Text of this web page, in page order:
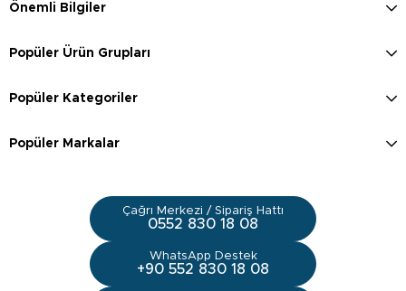
Önemli Bilgiler
Popüler Ürün Grupları
Popüler Kategoriler
Popüler Markalar
Çağrı Merkezi / Sipariş Hattı
0552 830 18 08
WhatsApp Destek
+90 552 830 18 08